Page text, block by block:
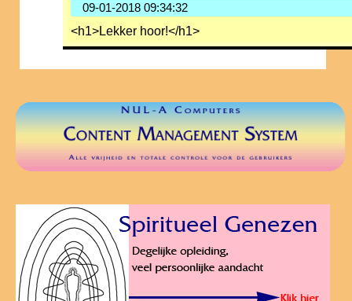
09-01-2018 09:34:32
<h1>Lekker hoor!</h1>